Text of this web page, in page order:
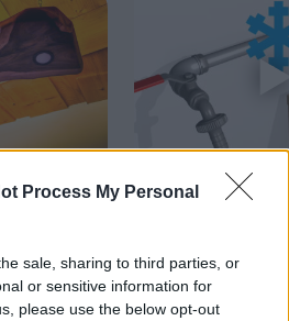
Process My Personal
sale, sharing to third parties, or
or sensitive information for
please use the below opt-out
Prečo klasická
ako to vyriešiť